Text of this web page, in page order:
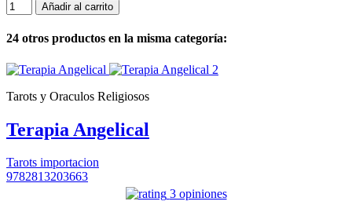
Añadir al carrito
24 otros productos en la misma categoría:
Tarots y Oraculos Religiosos
Terapia Angelical
Tarots importacion
9782813203663
3 opiniones